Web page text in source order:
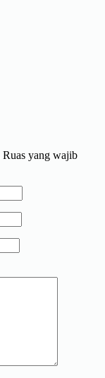
Ruas yang wajib